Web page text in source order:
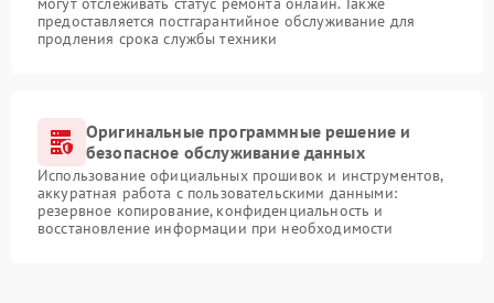
предоставляется постгарантийное обслуживание для
продления срока службы техники
Оригинальные программные решение и
безопасное обслуживание данных
Использование официальных прошивок и инструментов,
аккуратная работа с пользовательскими данными:
резервное копирование, конфиденциальность и
восстановление информации при необходимости